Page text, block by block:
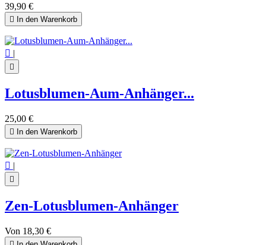
39,90 €
 In den Warenkorb
 |

Lotusblumen-Aum-Anhänger...
25,00 €
 In den Warenkorb
 |

Zen-Lotusblumen-Anhänger
Von 18,30 €